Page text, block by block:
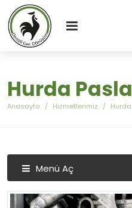
Hurda
Anasayfa Hizmetlerimiz
Menü Aç